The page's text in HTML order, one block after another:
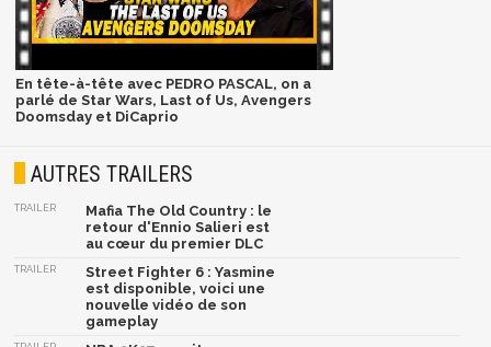
En tête-à-tête avec PEDRO PASCAL, on a
parlé de Star Wars, Last of Us, Avengers
Doomsday et DiCaprio
AUTRES TRAILERS
TRAILER
Mafia The Old Country : le
retour d'Ennio Salieri est
au cœur du premier DLC
TRAILER
Street Fighter 6 : Yasmine
est disponible, voici une
nouvelle vidéo de son
gameplay